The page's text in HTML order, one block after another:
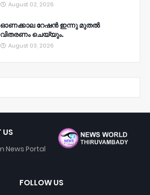
August 02, 2026
ഓണക്കാല റേഷൻ ഇന്നു മുതല്‍
വിതരണം ചെയ്യും.
August 03, 2026
US
News Portal
FOLLOW US